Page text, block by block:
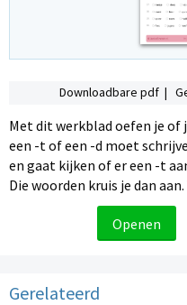
Downloadbare pdf |
Met dit werkblad oefen je of
een -t of een -d moet
en gaat kijken of er een -t
Die woorden kruis je dan aan.
Openen
Gerelateerd